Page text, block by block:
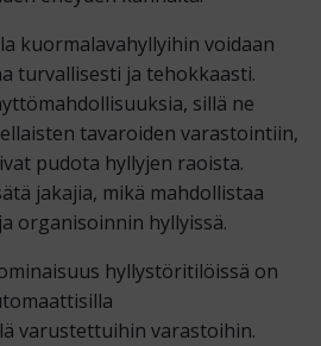
kuormalavahyllyihin voidaan
turvallisesti ja tehokkaasti.
sillä ne
tavaroiden varastointiin,
pudota hyllyjen raoista.
jakajia, mikä mahdollistaa
organisoinnin hyllyissä.
hyllystöritilöissä on
varustettuihin varastoihin.